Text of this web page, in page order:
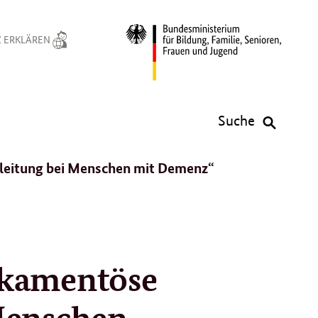
Suche
bei Menschen mit Demenz“